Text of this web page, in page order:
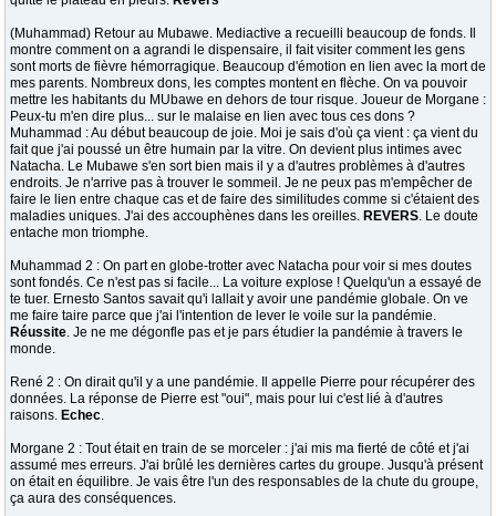
(Muhammad) Retour au Mubawe. Mediactive a recueilli beaucoup de fonds. Il
montre comment on a agrandi le dispensaire, il fait visiter comment les gens
sont morts de fièvre hémorragique. Beaucoup d'émotion en lien avec la mort de
mes parents. Nombreux dons, les comptes montent en flèche. On va pouvoir
mettre les habitants du MUbawe en dehors de tour risque. Joueur de Morgane :
Peux-tu m'en dire plus... sur le malaise en lien avec tous ces dons ?
Muhammad : Au début beaucoup de joie. Moi je sais d'où ça vient : ça vient du
fait que j'ai poussé un être humain par la vitre. On devient plus intimes avec
Natacha. Le Mubawe s'en sort bien mais il y a d'autres problèmes à d'autres
endroits. Je n'arrive pas à trouver le sommeil. Je ne peux pas m'empêcher de
faire le lien entre chaque cas et de faire des similitudes comme si c'étaient des
maladies uniques. J'ai des accouphènes dans les oreilles. REVERS. Le doute
entache mon triomphe.
Muhammad 2 : On part en globe-trotter avec Natacha pour voir si mes doutes
sont fondés. Ce n'est pas si facile... La voiture explose ! Quelqu'un a essayé de
te tuer. Ernesto Santos savait qu'i lallait y avoir une pandémie globale. On ve
me faire taire parce que j'ai l'intention de lever le voile sur la pandémie.
Réussite. Je ne me dégonfle pas et je pars étudier la pandémie à travers le
monde.
René 2 : On dirait qu'il y a une pandémie. Il appelle Pierre pour récupérer des
données. La réponse de Pierre est "oui", mais pour lui c'est lié à d'autres
raisons. Echec.
Morgane 2 : Tout était en train de se morceler : j'ai mis ma fierté de côté et j'ai
assumé mes erreurs. J'ai brûlé les dernières cartes du groupe. Jusqu'à présent
on était en équilibre. Je vais être l'un des responsables de la chute du groupe,
ça aura des conséquences.